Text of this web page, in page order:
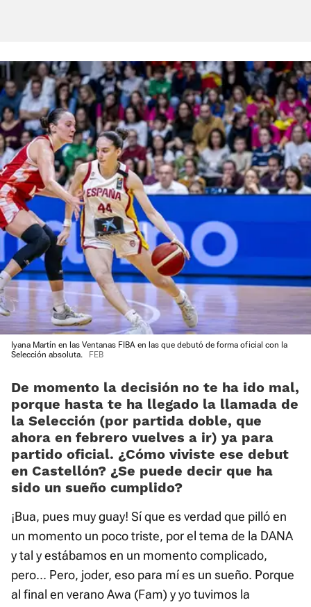
Iyana Martín en las Ventanas FIBA en las que debutó de forma oficial con la
Selección absoluta.
FEB
De momento la decisión no te ha ido mal,
porque hasta te ha llegado la llamada de
la Selección (por partida doble, que
ahora en febrero vuelves a ir) ya para
partido oficial. ¿Cómo viviste ese debut
en Castellón? ¿Se puede decir que ha
sido un sueño cumplido?
¡Bua, pues muy guay! Sí que es verdad que pilló en
un momento un poco triste, por el tema de la DANA
y tal y estábamos en un momento complicado,
pero... Pero, joder, eso para mí es un sueño. Porque
al final en verano Awa (Fam) y yo tuvimos la